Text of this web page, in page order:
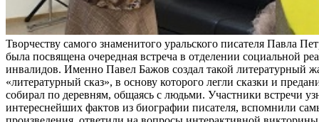
Творчеству самого знаменитого уральского писателя Павла
была посвящена очередная встреча в отделении социальной
инвалидов. Именно Павел Бажов создал такой литературный
«литературный сказ», в основу которого легли сказки и
собирал по деревням, общаясь с людьми. Участники встречи
интереснейших фактов из биографии писателя, вспомнили